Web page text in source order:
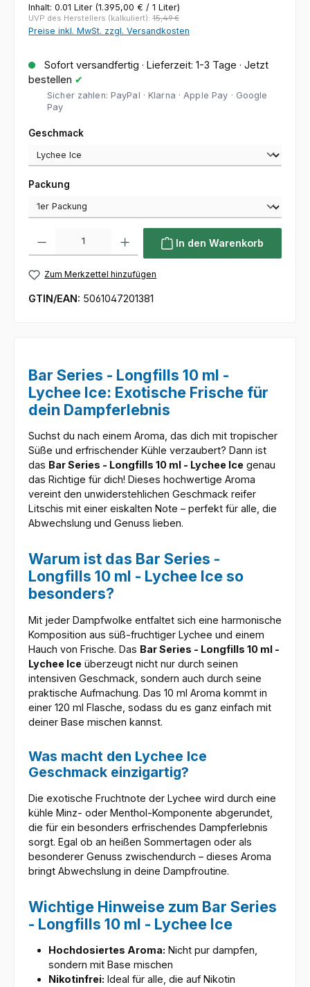
Inhalt: 0.01 Liter (1.395,00 € / 1 Liter)
UVP des Herstellers (kalkuliert): 15,49 €
Preise inkl. MwSt. zzgl. Versandkosten
Sofort versandfertig · Lieferzeit: 1-3 Tage · Jetzt
bestellen ✔
Sicher zahlen: PayPal · Klarna · Apple Pay · Google
Pay
Geschmackauswählen
Packung
In den Warenkorb
Zum Merkzettel hinzufügen
GTIN/EAN: 5061047201381
Bar Series - Longfills 10 ml -
Lychee Ice: Exotische Frische für
dein Dampferlebnis
Suchst du nach einem Aroma, das dich mit tropischer
Süße und erfrischender Kühle verzaubert? Dann ist
das Bar Series - Longfills 10 ml - Lychee Ice genau
das Richtige für dich! Dieses hochwertige Aroma
vereint den unwiderstehlichen Geschmack reifer
Litschis mit einer eiskalten Note – perfekt für alle, die
Abwechslung und Genuss lieben.
Warum ist das Bar Series -
Longfills 10 ml - Lychee Ice so
besonders?
Mit jeder Dampfwolke entfaltet sich eine harmonische
Komposition aus süß-fruchtiger Lychee und einem
Hauch von Frische. Das Bar Series - Longfills 10 ml -
Lychee Ice überzeugt nicht nur durch seinen
intensiven Geschmack, sondern auch durch seine
praktische Aufmachung. Das 10 ml Aroma kommt in
einer 120 ml Flasche, sodass du es ganz einfach mit
deiner Base mischen kannst.
Was macht den Lychee Ice
Geschmack einzigartig?
Die exotische Fruchtnote der Lychee wird durch eine
kühle Minz- oder Menthol-Komponente abgerundet,
die für ein besonders erfrischendes Dampferlebnis
sorgt. Egal ob an heißen Sommertagen oder als
besonderer Genuss zwischendurch – dieses Aroma
bringt Abwechslung in deine Dampfroutine.
Wichtige Hinweise zum Bar Series
- Longfills 10 ml - Lychee Ice
Hochdosiertes Aroma: Nicht pur dampfen,
sondern mit Base mischen
Nikotinfrei: Ideal für alle, die auf Nikotin